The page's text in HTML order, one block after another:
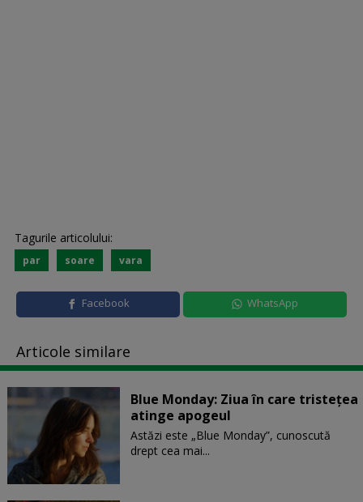
Tagurile articolului:
par soare vara
Facebook WhatsApp
Articole similare
Blue Monday: Ziua în care tristețea
atinge apogeul
Astăzi este „Blue Monday”, cunoscută
drept cea mai...